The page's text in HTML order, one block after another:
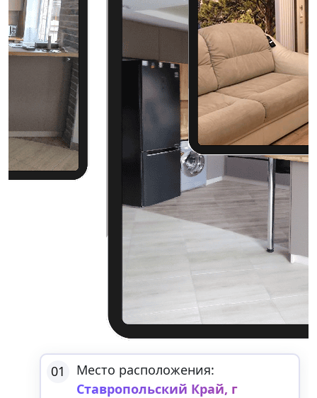
01
Место расположения:
Ставропольский Край, г